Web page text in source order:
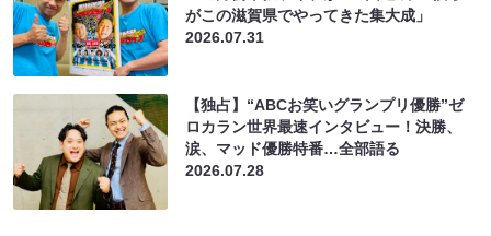
がこの滋賀県でやってきた集大成」
2026.07.31
【独占】“ABCお笑いグランプリ優勝”ゼ
ロカラン世界最速インタビュー！決勝、
涙、マッド優勝特番…全部語る
2026.07.28